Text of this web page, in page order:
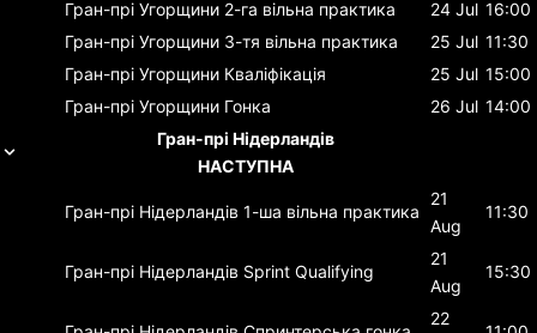
Гран-прі Угорщини 2-га вільна практика 24 Jul 16:00
Гран-прі Угорщини 3-тя вільна практика 25 Jul 11:30
Гран-прі Угорщини Кваліфікація 25 Jul 15:00
Гран-прі Угорщини Гонка 26 Jul 14:00
Гран-прі Нідерландів
НАСТУПНА
Гран-прі Нідерландів 1-ша вільна практика
21
Aug
11:30
Гран-прі Нідерландів Sprint Qualifying
21
Aug
15:30
22